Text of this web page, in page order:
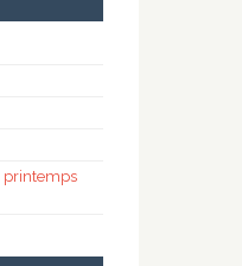
printemps